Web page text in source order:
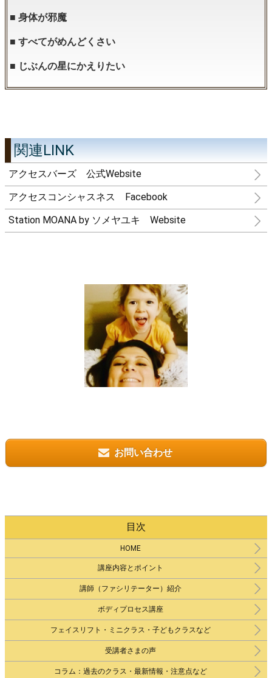
■ 身体が邪魔
■ すべてがめんどくさい
■ じぶんの星にかえりたい
関連LINK
アクセスバーズ 公式Website
アクセスコンシャスネス Facebook
Station MOANA by ソメヤユキ Website
お問い合わせ
目次
HOME
講座内容とポイント
講師（ファシリテーター）紹介
ボディプロセス講座
フェイスリフト・ミニクラス・子どもクラスなど
受講者さまの声
コラム：過去のクラス・最新情報・注意点など